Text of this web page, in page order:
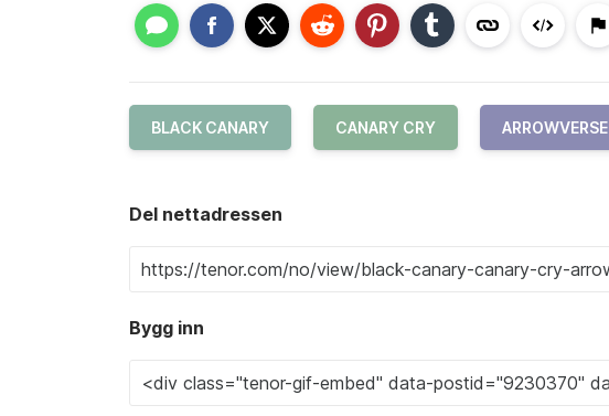
BLACK CANARY CANARY CRY ARROWVERSE
Del nettadressen
Bygg inn